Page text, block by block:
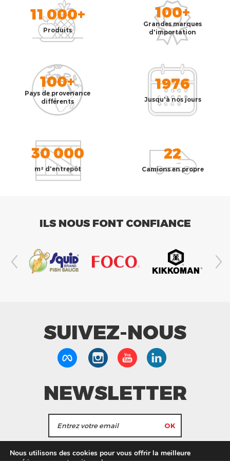
11 000+
Produits
100+
Grandes marques
d'importation
100+
Pays de provenance
différents
1976
Jusqu'à nos jours
30 000
m² d'entrepôt
22
Camions en propre
ILS NOUS FONT CONFIANCE
SUIVEZ-NOUS
NEWSLETTER
J'accepte de recevoir les actualités et les
Nous utilisons des cookies pour vous offrir la meilleure